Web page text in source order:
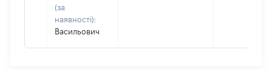
(за
наявності):
Васильович